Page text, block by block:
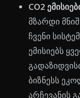
CO2
მზარდი
ჩვენი
ემისიებს
ბიზნესს
არჩევანის